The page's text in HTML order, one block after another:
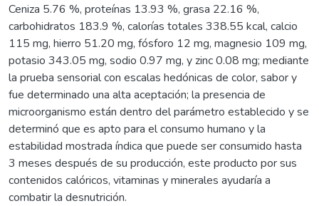
Ceniza 5.76 %, proteínas 13.93 %, grasa 22.16 %,
carbohidratos 183.9 %, calorías totales 338.55 kcal, calcio
115 mg, hierro 51.20 mg, fósforo 12 mg, magnesio 109 mg,
potasio 343.05 mg, sodio 0.97 mg, y zinc 0.08 mg; mediante
la prueba sensorial con escalas hedónicas de color, sabor y
fue determinado una alta aceptación; la presencia de
microorganismo están dentro del parámetro establecido y se
determinó que es apto para el consumo humano y la
estabilidad mostrada índica que puede ser consumido hasta
3 meses después de su producción, este producto por sus
contenidos calóricos, vitaminas y minerales ayudaría a
combatir la desnutrición.